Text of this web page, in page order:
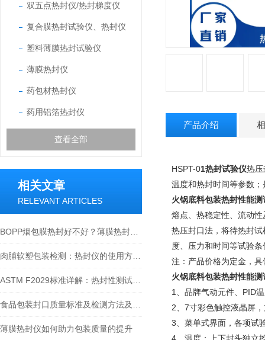
双五点热封仪/热封梯度仪
复合膜热封试验仪、热封仪
塑料薄膜热封试验仪
薄膜热封仪
药包材热封仪
药用铝箔热封仪
查看全部
相关文章
RELEVANT ARTICLES
薄膜热封仪如何助力包装质量的提升
产品介绍
HSPT-01热封试验仪热
温度和热封时间等参数
火锅底料包装热封性能测
熔点、热稳定性、流动
热压封口法，将待热封
度、压力和时间等试验
注：产品价格为定金，
火锅底料包装热封性能测
1、品牌气动元件、PID
2、7寸彩色触控液晶屏
3、菜单式界面，各项试